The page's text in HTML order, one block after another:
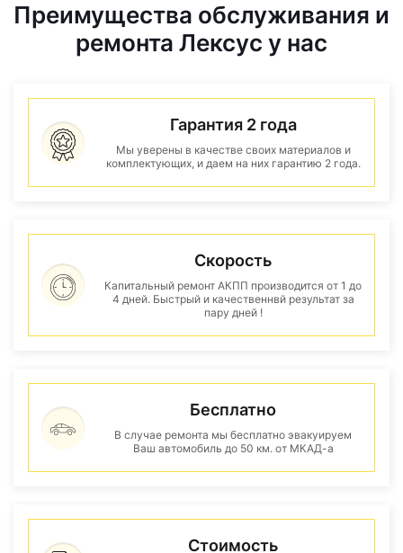
Преимущества обслуживания и
ремонта Лексус у нас
Гарантия 2 года
Мы уверены в качестве своих материалов и
комплектующих, и даем на них гарантию 2 года.
Скорость
Капитальный ремонт АКПП производится от 1 до
4 дней. Быстрый и качественнвй результат за
пару дней !
Бесплатно
В случае ремонта мы бесплатно эвакуируем
Ваш автомобиль до 50 км. от МКАД-а
Стоимость